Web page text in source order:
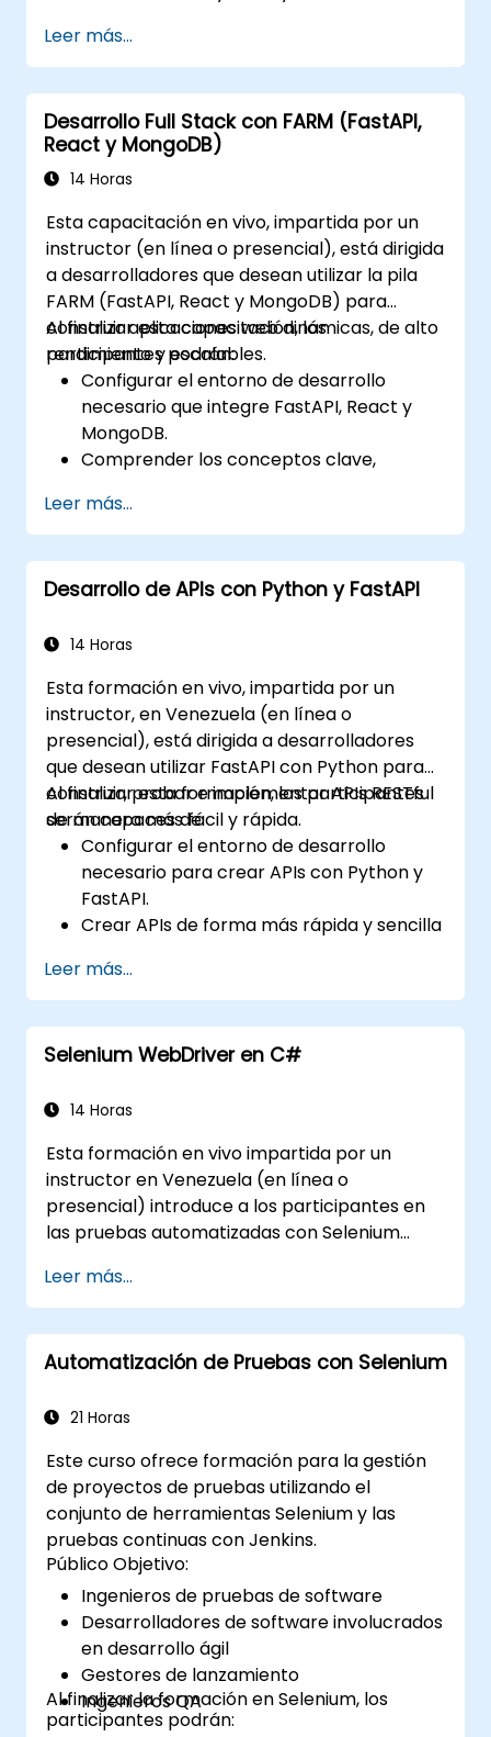
limpieza, ordenamiento y filtrado de
datos.
Realizar operaciones de agregación y
analizar datos de series temporales.
Visualizar datos utilizando Matplotlib y
otras bibliotecas de visualización.
de datos.
Leer más...
Desarrollo Full Stack con FARM (FastAPI,
React y MongoDB)
14 Horas
Esta capacitación en vivo, impartida por un
instructor (en línea o presencial), está dirigida
a desarrolladores que desean utilizar la pila
FARM (FastAPI, React y MongoDB) para
construir aplicaciones web dinámicas, de alto
rendimiento y escalables.
Al finalizar esta capacitación, los
participantes podrán:
Configurar el entorno de desarrollo
necesario que integre FastAPI, React y
MongoDB.
Comprender los conceptos clave,
FARM.
Aprender a construir APIs REST con
FastAPI.
Aprender a diseñar aplicaciones
Desarrollar, probar e implementar
utilizando la pila FARM.
Leer más...
Desarrollo de APIs con Python y FastAPI
14 Horas
Esta formación en vivo, impartida por un
instructor, en Venezuela (en línea o
presencial), está dirigida a desarrolladores
que desean utilizar FastAPI con Python para
construir, probar e implementar APIs RESTful
de manera más fácil y rápida.
Al finalizar esta formación, los participantes
serán capaces de:
Configurar el entorno de desarrollo
necesario para crear APIs con Python y
FastAPI.
Crear APIs de forma más rápida y sencilla
Aprender a crear modelos de datos y
esquemas basados en Pydantic y
OpenAPI.
Conectar las APIs a una base de datos
Implementar seguridad y autenticación
FastAPI.
Construir imágenes de contenedores e
implementar APIs web en un servidor en
la nube.
Leer más...
Selenium WebDriver en C#
14 Horas
Esta formación en vivo impartida por un
instructor en Venezuela (en línea o
presencial) introduce a los participantes en
las pruebas automatizadas con Selenium
experiencia programando en C# o deseas
repasar este lenguaje, te recomendamos el
curso: C# para Ingenieros de Pruebas
Automatizadas.
Leer más...
Automatización de Pruebas con Selenium
21 Horas
Este curso ofrece formación para la gestión
de proyectos de pruebas utilizando el
conjunto de herramientas Selenium y las
pruebas continuas con Jenkins.
Público Objetivo:
Ingenieros de pruebas de software
Desarrolladores de software involucrados
en desarrollo ágil
Gestores de lanzamiento
Ingenieros QA
Al finalizar la formación en Selenium, los
participantes podrán: